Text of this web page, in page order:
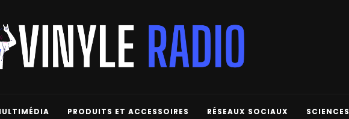
PRODUITS ET ACCESSOIRES RÉSEAUX SOCIAUX SCIENCES